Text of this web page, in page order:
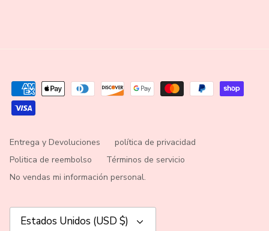
Entrega y Devoluciones
política de privacidad
Politica de reembolso
Términos de servicio
No vendas mi información personal.
Moneda
Estados Unidos (USD $)